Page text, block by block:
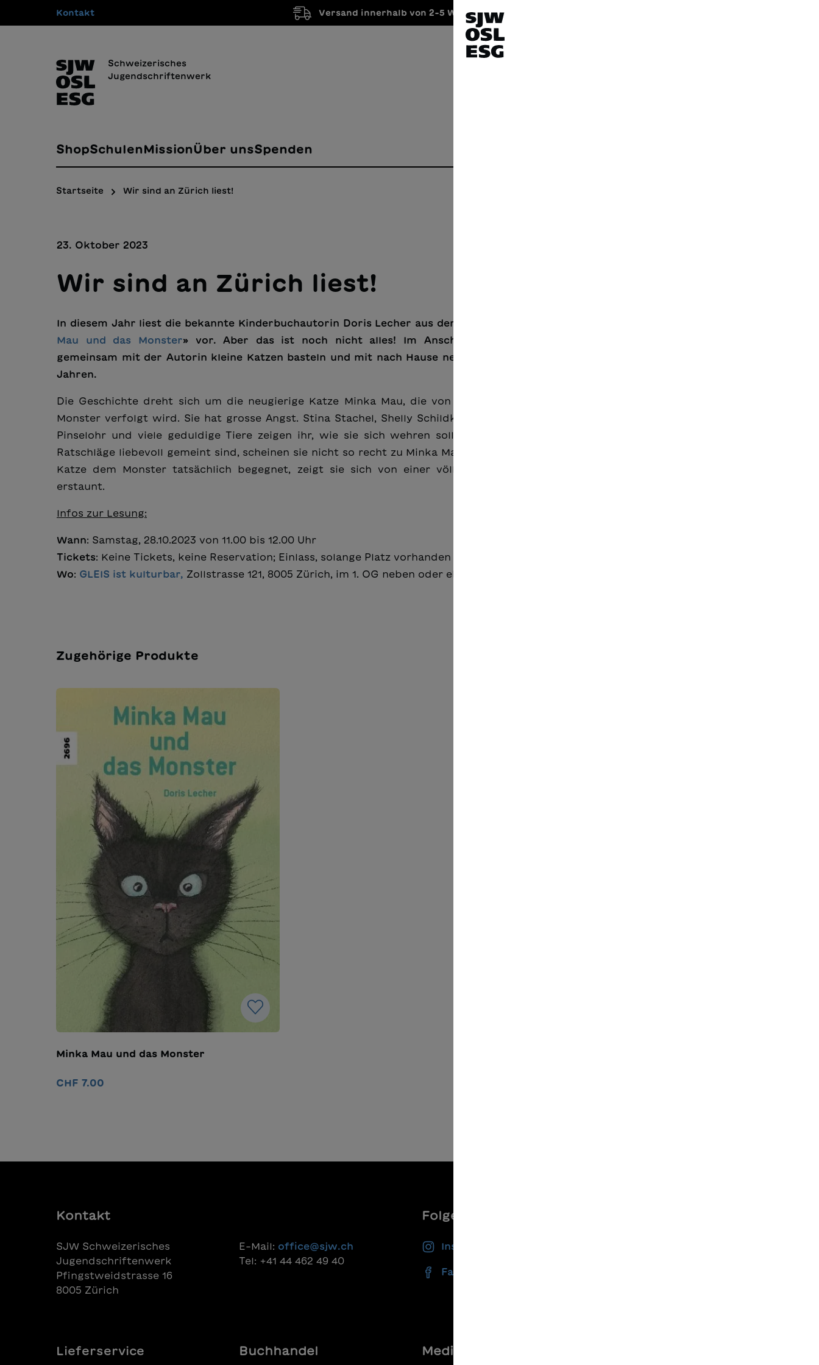
Zur Hauptnavigation springen
Kontakt Versand innerhalb von 2-5 Werktagen
Schweizerisches
Jugendschriftenwerk
ShopSchulen MissionÜber unsSpenden
Startseite Wir sind an Zürich liest!
23. Oktober 2023
Wir sind an Zürich liest!
In diesem Jahr liest die bekannte Kinderbuchautorin Doris Lecher aus der Neuerscheinung «
Mau und das Monster» vor. Aber das ist noch nicht alles! Im Anschluss dürfen die Kinder
gemeinsam mit der Autorin kleine Katzen basteln und mit nach Hause nehmen. Für alle Kids ab 5
Jahren.
Die Geschichte dreht sich um die neugierige Katze Minka Mau, die von einem schwarz-weissen
Monster verfolgt wird. Sie hat grosse Angst. Stina Stachel, Shelly Schildkröte, Daisy Dachs, Peter
Pinselohr und viele geduldige Tiere zeigen ihr, wie sie sich wehren soll. Doch obwohl all diese
Ratschläge liebevoll gemeint sind, scheinen sie nicht so recht zu Minka Mau zu passen. Erst als die
Katze dem Monster tatsächlich begegnet, zeigt sie sich von einer völlig neuen Seite, die alle
erstaunt.
Infos zur Lesung:
Wann: Samstag, 28.10.2023 von 11.00 bis 12.00 Uhr
Tickets: Keine Tickets, keine Reservation; Einlass, solange Platz vorhanden
Wo: GLEIS ist kulturbar, Zollstrasse 121, 8005 Zürich, im 1. OG neben oder eben auf den Gleisen.
Zugehörige Produkte
Minka Mau und das Monster
CHF 7.00
Kontakt
SJW Schweizerisches
Jugendschriftenwerk
Pfingstweidstrasse 16
8005 Zürich
E-Mail: office@sjw.ch
Tel: +41 44 462 49 40
Folgen Sie uns
Instagram
Facebook
Lieferservice Buchhandel Media